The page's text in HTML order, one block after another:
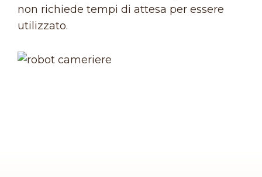
non richiede tempi di attesa per essere
utilizzato.